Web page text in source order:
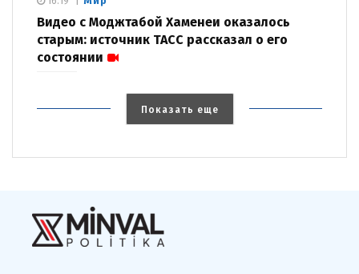
Видео с Моджтабой Хаменеи оказалось
старым: источник ТАСС рассказал о его
состоянии
Показать еще